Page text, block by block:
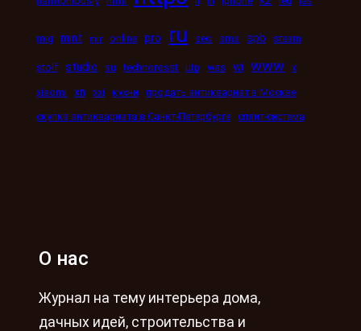
mig mint mir online pro ru seo sms spb steam
stolf studio su technorosst utp was wi www x
xiaomi xn xxi кухни
продать антиквариат в Москве
скупка антиквариата в Санкт-Петербурге сплит-система
О нас
Журнал на тему интерьера дома,
дачных идей, строительства и